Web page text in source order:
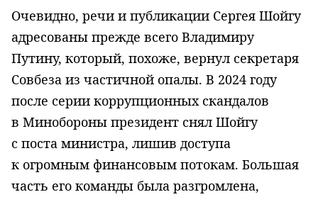
Очевидно, речи и публикации Сергея Шойгу
адресованы прежде всего Владимиру
Путину, который, похоже, вернул секретаря
Совбеза из частичной опалы. В 2024 году
после серии коррупционных скандалов
в Минобороны президент снял Шойгу
с поста министра, лишив доступа
к огромным финансовым потокам. Большая
часть его команды была разгромлена,